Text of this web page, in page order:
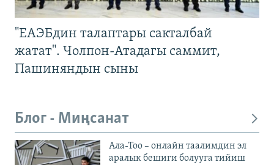
"ЕАЭБдин талаптары сакталбай
жатат". Чолпон-Атадагы саммит,
Пашиняндын сыны
Блог - Миңсанат
Ала-Тоо – онлайн таалимдин эл
аралык бешиги болууга тийиш